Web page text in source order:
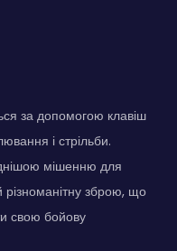
за допомогою клавіш
і стрільби.
мішенню для
різноманітну зброю, що
свою бойову